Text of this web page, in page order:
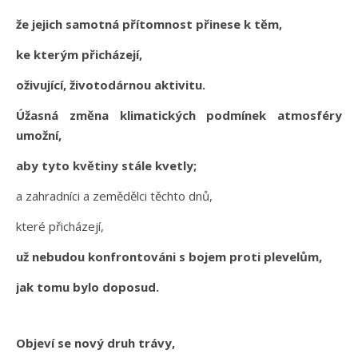
že jejich samotná přítomnost přinese k těm,
ke kterým přicházejí,
oživující, životodárnou aktivitu.
Úžasná změna klimatických podmínek atmosféry
umožní,
aby tyto květiny stále kvetly;
a zahradníci a zemědělci těchto dnů,
které přicházejí,
už nebudou konfrontováni s bojem proti plevelům,
jak tomu bylo doposud.
Objeví se nový druh trávy,